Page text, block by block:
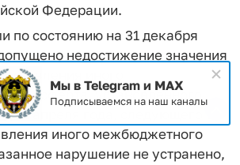
Федерации.
по состоянию на 31 декабря
недостижение значения
иного
установленного
1 апреля года, следующего за
иного межбюджетного
нарушение не устранено,
Мы в Telegram и MAX
Подписываемся на наш каналы